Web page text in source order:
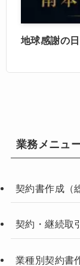
地球感謝の日
業務メニュ
契約書作成（
契約・継続取
業種別契約書